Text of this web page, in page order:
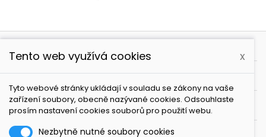
NAŠE SPOLEČNOST 
VÁŠ ÚČET
Tento web využívá cookies x
Tyto webové stránky ukládají v souladu se zákony na vaše
zařízení soubory, obecně nazývané cookies. Odsouhlaste
prosím nastavení cookies souborů pro použití webu.
Nezbytně nutné soubory cookies